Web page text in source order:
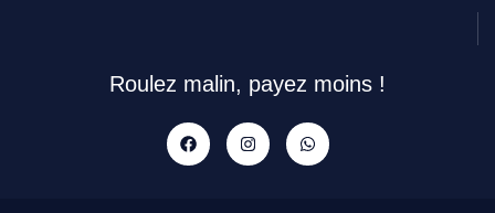
Roulez malin, payez moins !